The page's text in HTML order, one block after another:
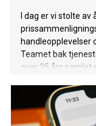
I dag er vi stolte
handleopplevelser
Teamet bak
over 25 års samlet